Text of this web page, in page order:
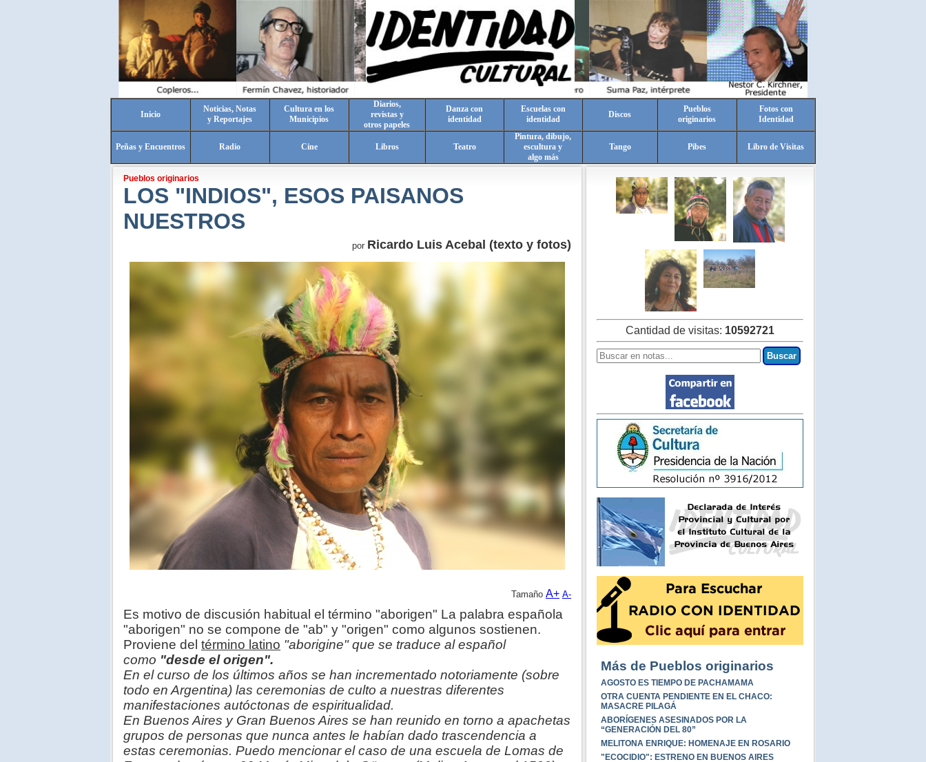
Inicio
Noticias, Notas
y Reportajes
Cultura en los
Municipios
Diarios,
revistas y
otros papeles
Danza con
identidad
Escuelas con
identidad
Discos
Pueblos
originarios
Fotos con
Identidad
Peñas y Encuentros Radio Cine Libros Teatro
Pintura, dibujo,
escultura y
algo más
Tango Pibes Libro de Visitas
Pueblos originarios
LOS "INDIOS", ESOS PAISANOS
NUESTROS
por Ricardo Luis Acebal (texto y fotos)
Tamaño A+ A-
Es motivo de discusión habitual el término "aborigen" La palabra española
"aborigen" no se compone de "ab" y "origen" como algunos sostienen.
Proviene del término latino "aborigine" que se traduce al español
como "desde el origen".
En el curso de los últimos años se han incrementado notoriamente (sobre
todo en Argentina) las ceremonias de culto a nuestras diferentes
manifestaciones autóctonas de espiritualidad.
En Buenos Aires y Gran Buenos Aires se han reunido en torno a apachetas
grupos de personas que nunca antes le habían dado trascendencia a
estas ceremonias. Puedo mencionar el caso de una escuela de Lomas de
Cantidad de visitas: 10592721
Más de Pueblos originarios
AGOSTO ES TIEMPO DE PACHAMAMA
OTRA CUENTA PENDIENTE EN EL CHACO:
MASACRE PILAGÁ
ABORÍGENES ASESINADOS POR LA
“GENERACIÓN DEL 80”
MELITONA ENRIQUE: HOMENAJE EN ROSARIO
"ECOCIDIO": ESTRENO EN BUENOS AIRES